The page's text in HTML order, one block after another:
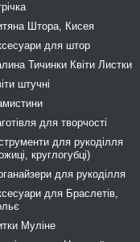
Штора, Кисея
для штор
Тичинки Квіти Листки
штучні
для творчості
для рукоділля
круглогубці)
для рукоділля
для Браслетів,
Муліне